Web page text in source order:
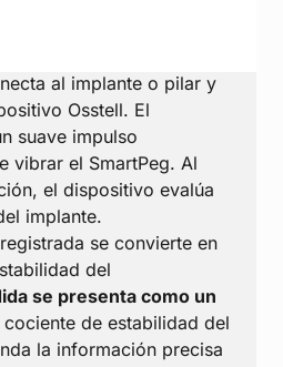
al implante o pilar y
Osstell. El
suave impulso
vibrar el SmartPeg. Al
el dispositivo evalúa
implante.
se convierte en
del
se presenta como un
cociente de estabilidad del
la información precisa